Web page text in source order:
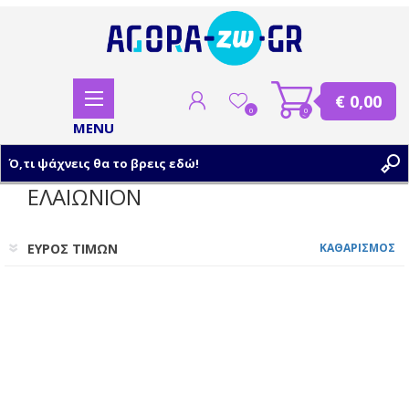
ΣΥΝΔΕΣΗ
0 0 € 0,00
ΕΛΑΙΩΝΙΟΝ
ΕΥΡΟΣ ΤΙΜΩΝ ΚΑΘΑΡΙΣΜΟΣ